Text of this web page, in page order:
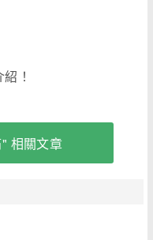
！
相關文章